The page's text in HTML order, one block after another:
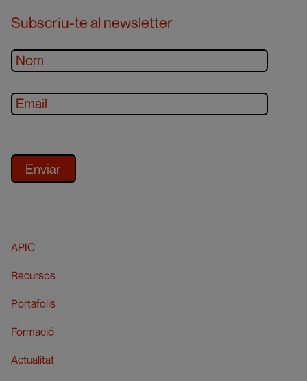
Subscriu-te al newsletter
APIC
Recursos
Portafolis
Formació
Actualitat